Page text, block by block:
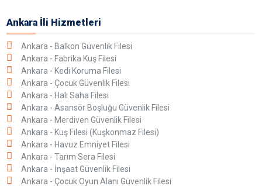
Ankara İli Hizmetleri
Ankara - Balkon Güvenlik Filesi
Ankara - Fabrika Kuş Filesi
Ankara - Kedi Koruma Filesi
Ankara - Çocuk Güvenlik Filesi
Ankara - Halı Saha Filesi
Ankara - Asansör Boşluğu Güvenlik Filesi
Ankara - Merdiven Güvenlik Filesi
Ankara - Kuş Filesi (Kuşkonmaz Filesi)
Ankara - Havuz Emniyet Filesi
Ankara - Tarım Sera Filesi
Ankara - İnşaat Güvenlik Filesi
Ankara - Çocuk Oyun Alanı Güvenlik Filesi